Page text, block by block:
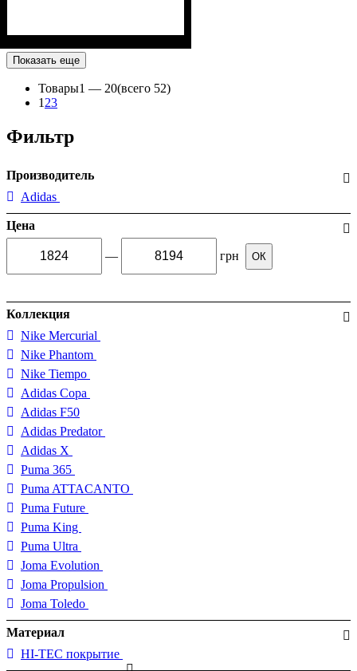
Показать еще
Товары1 — 20(всего 52)
1 23
Фильтр
Производитель
Adidas
Цена
— грн ОК
Коллекция
Nike Mercurial
Nike Phantom
Nike Tiempo
Adidas Copa
Adidas F50
Adidas Predator
Adidas X
Puma 365
Puma ATTACANTO
Puma Future
Puma King
Puma Ultra
Joma Evolution
Joma Propulsion
Joma Toledo
Материал
HI-TEC покрытие